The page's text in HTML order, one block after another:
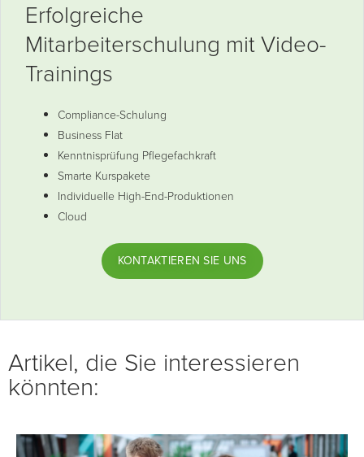
Erfolgreiche
Mitarbeiterschulung mit Video-
Trainings
Compliance-Schulung
Business Flat
Kenntnisprüfung Pflegefachkraft
Smarte Kurspakete
Individuelle High-End-Produktionen
Cloud
KONTAKTIEREN SIE UNS
Artikel, die Sie interessieren
könnten: